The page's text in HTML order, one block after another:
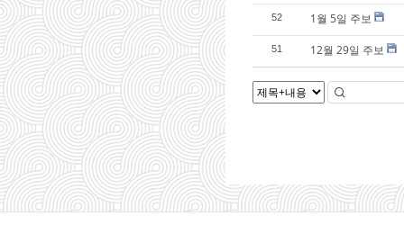
52 1월 5일 주보
51 12월 29일 주보